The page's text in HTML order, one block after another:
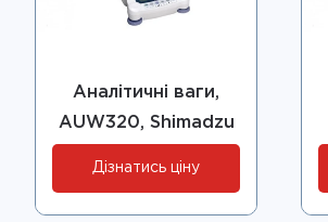
Аналітичні ваги,
AUW320, Shimadzu
Дізнатись ціну